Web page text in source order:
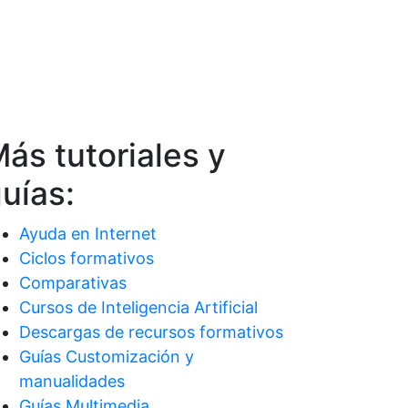
tutoriales y
Ayuda en Internet
Ciclos formativos
Comparativas
Cursos de Inteligencia Artificial
Descargas de recursos formativos
Guías Customización y
manualidades